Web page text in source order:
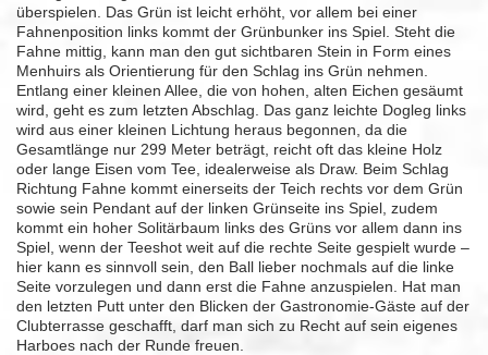
überspielen. Das Grün ist leicht erhöht, vor allem bei einer
Fahnenposition links kommt der Grünbunker ins Spiel. Steht die
Fahne mittig, kann man den gut sichtbaren Stein in Form eines
Menhuirs als Orientierung für den Schlag ins Grün nehmen.
Entlang einer kleinen Allee, die von hohen, alten Eichen gesäumt
wird, geht es zum letzten Abschlag. Das ganz leichte Dogleg links
wird aus einer kleinen Lichtung heraus begonnen, da die
Gesamtlänge nur 299 Meter beträgt, reicht oft das kleine Holz
oder lange Eisen vom Tee, idealerweise als Draw. Beim Schlag
Richtung Fahne kommt einerseits der Teich rechts vor dem Grün
sowie sein Pendant auf der linken Grünseite ins Spiel, zudem
kommt ein hoher Solitärbaum links des Grüns vor allem dann ins
Spiel, wenn der Teeshot weit auf die rechte Seite gespielt wurde –
hier kann es sinnvoll sein, den Ball lieber nochmals auf die linke
Seite vorzulegen und dann erst die Fahne anzuspielen. Hat man
den letzten Putt unter den Blicken der Gastronomie-Gäste auf der
Clubterrasse geschafft, darf man sich zu Recht auf sein eigenes
Harboes nach der Runde freuen.